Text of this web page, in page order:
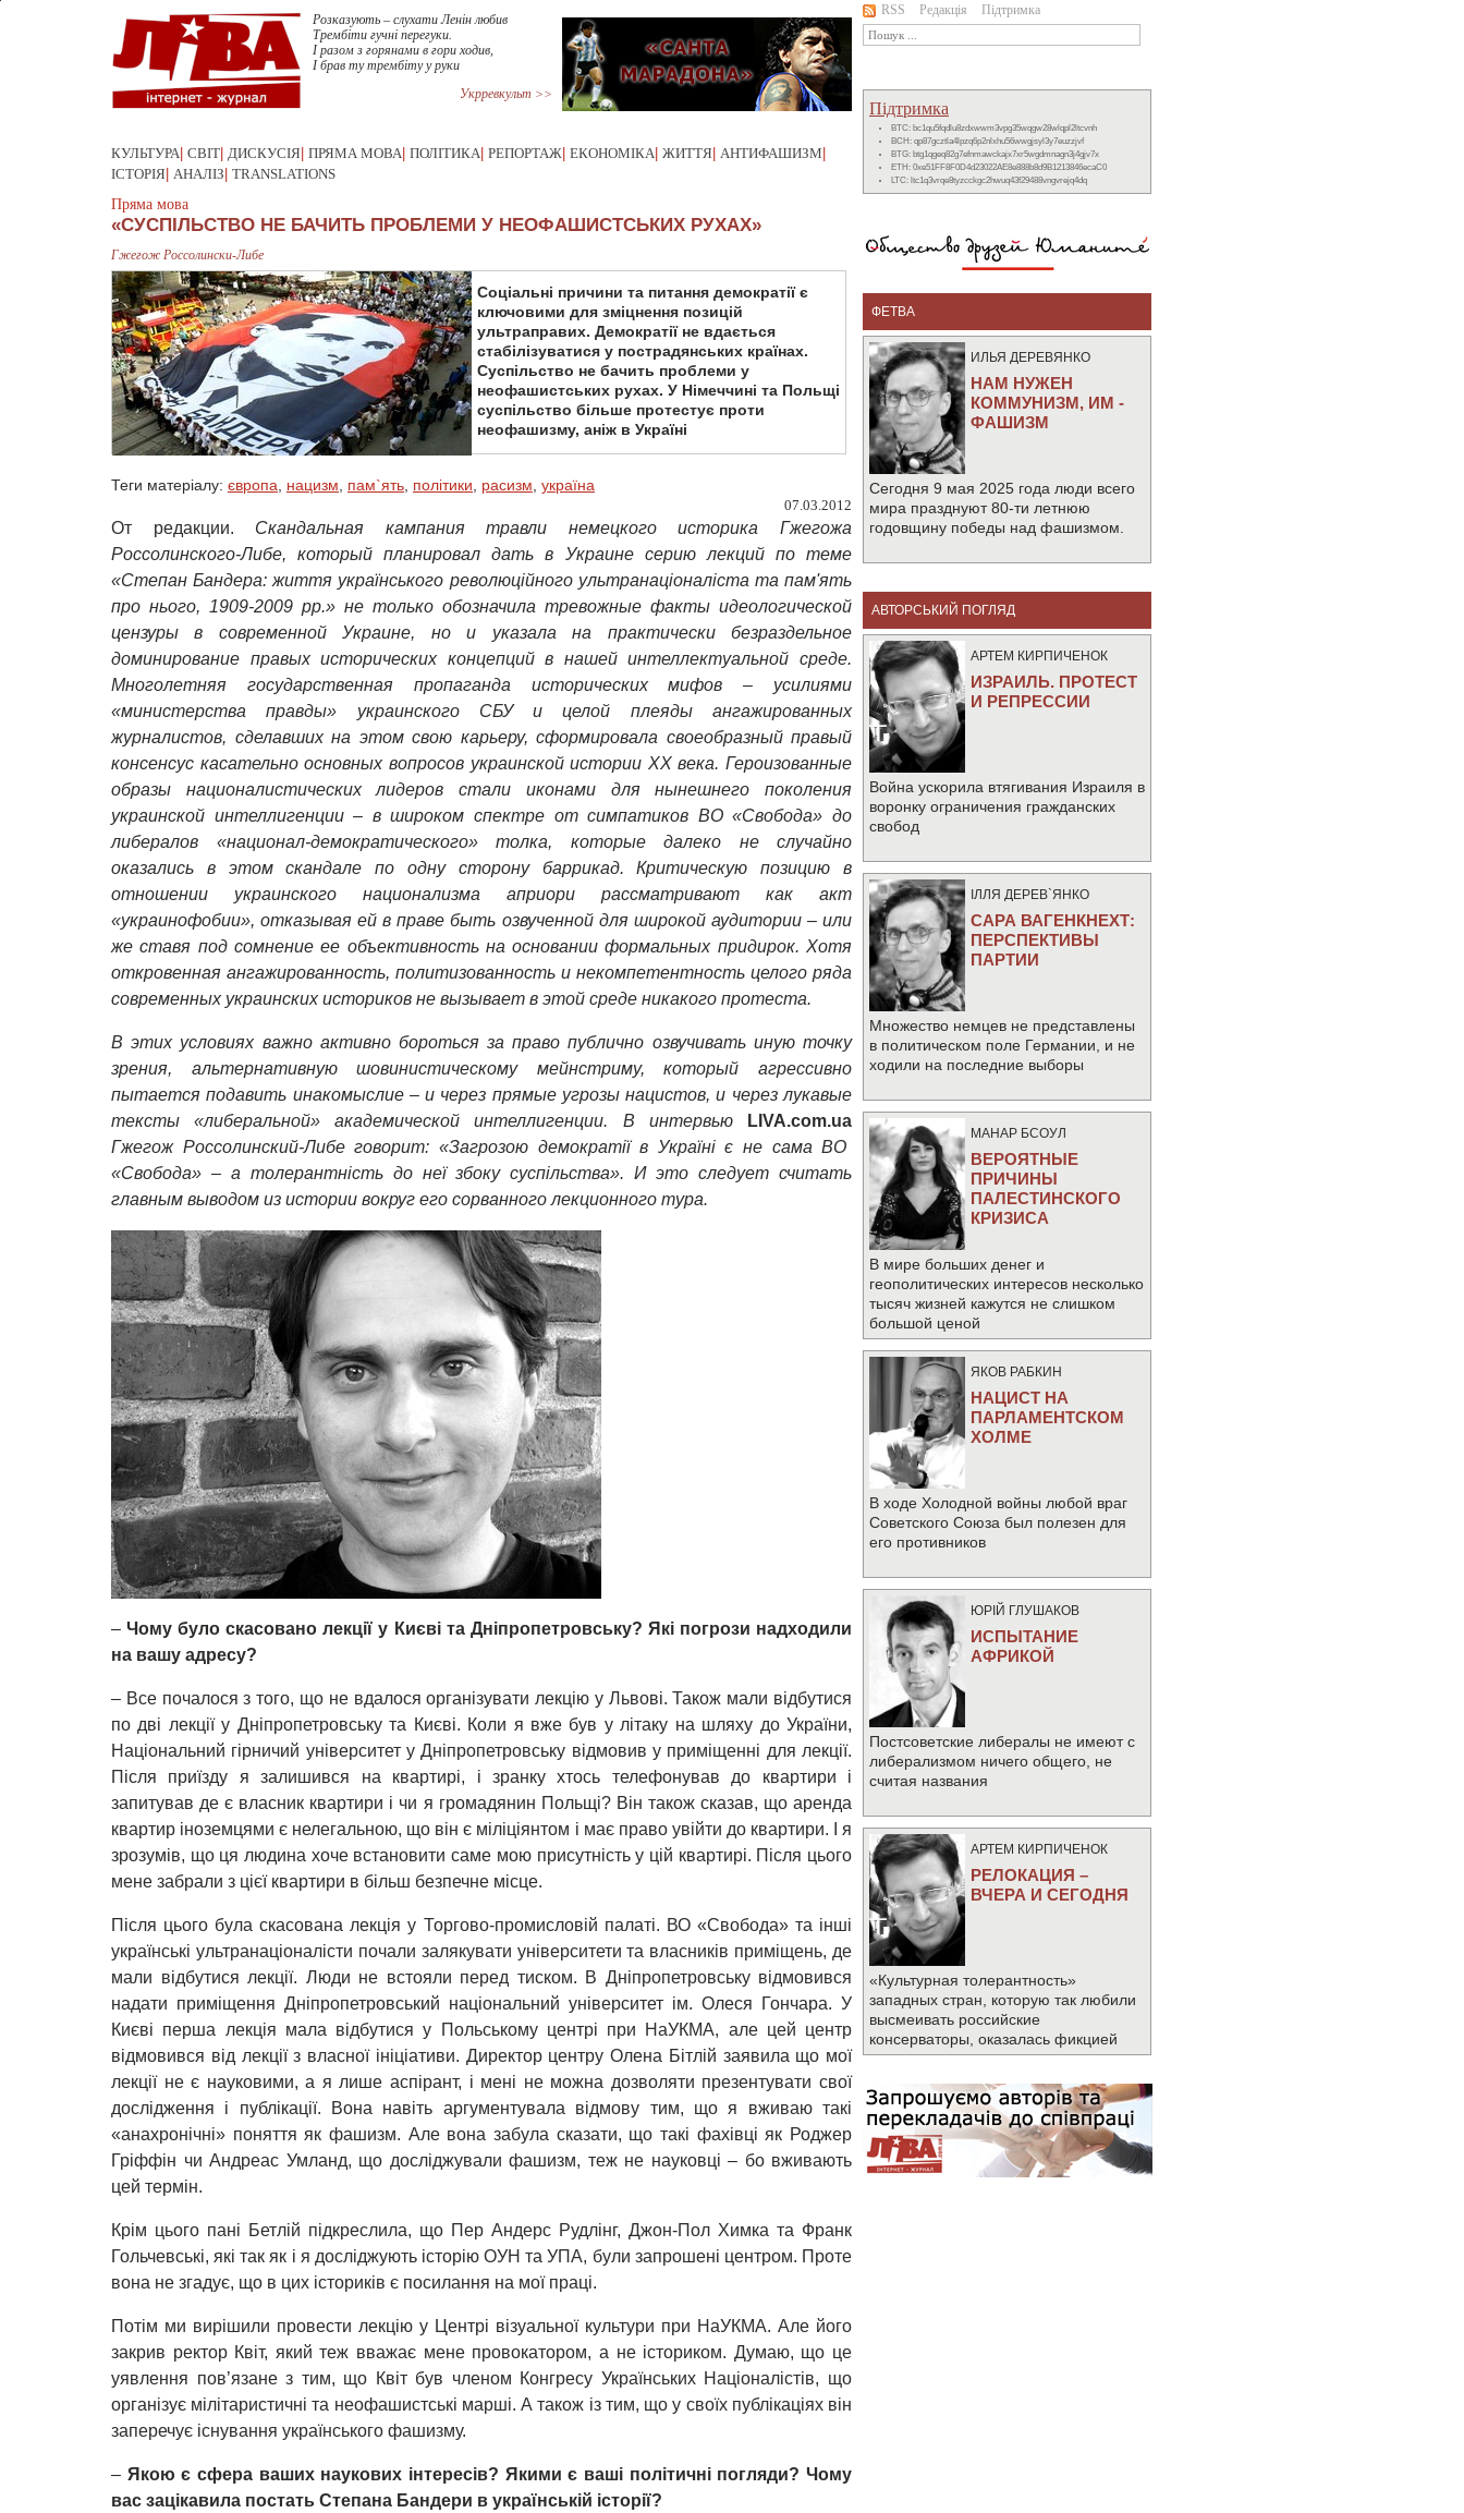
Розказують – слухати Ленін любив
Трембіти гучні перегуки.
І разом з горянами в гори ходив,
І брав ту трембіту у руки
Укрревкульт >>
КУЛЬТУРА СВІТ ДИСКУСІЯ ПРЯМА МОВА ПОЛІТИКА РЕПОРТАЖ ЕКОНОМІКА ЖИТТЯ АНТИФАШИЗМ
ІСТОРІЯ АНАЛІЗ TRANSLATIONS
Пряма мова
«СУСПІЛЬСТВО НЕ БАЧИТЬ ПРОБЛЕМИ У НЕОФАШИСТСЬКИХ РУХАХ»
Гжегож Россолински-Либе
Соціальні причини та питання демократії є
ключовими для зміцнення позицій
ультраправих. Демократії не вдається
стабілізуватися у пострадянських країнах.
Суспільство не бачить проблеми у
неофашистських рухах. У Німеччині та Польщі
суспільство більше протестує проти
неофашизму, аніж в Україні
Теги матеріалу: європа нацизм пам`ять політики расизм україна
07.03.2012
От редакции. Скандальная кампания травли немецкого историка Гжегожа
Россолинского-Либе, который планировал дать в Украине серию лекций по теме
«Степан Бандера: життя українського революційного ультранаціоналіста та пам'ять
про нього, 1909-2009 рр.» не только обозначила тревожные факты идеологической
цензуры в современной Украине, но и указала на практически безраздельное
доминирование правых исторических концепций в нашей интеллектуальной среде.
Многолетняя государственная пропаганда исторических мифов – усилиями
«министерства правды» украинского СБУ и целой плеяды ангажированных
журналистов, сделавших на этом свою карьеру, сформировала своеобразный правый
консенсус касательно основных вопросов украинской истории ХХ века. Героизованные
образы националистических лидеров стали иконами для нынешнего поколения
украинской интеллигенции – в широком спектре от симпатиков ВО «Свобода» до
либералов «национал-демократического» толка, которые далеко не случайно
оказались в этом скандале по одну сторону баррикад. Критическую позицию в
отношении украинского национализма априори рассматривают как акт
«украинофобии», отказывая ей в праве быть озвученной для широкой аудитории – или
же ставя под сомнение ее объективность на основании формальных придирок. Хотя
откровенная ангажированность, политизованность и некомпетентность целого ряда
современных украинских историков не вызывает в этой среде никакого протеста.
В этих условиях важно активно бороться за право публично озвучиватьиную точку
зрения, альтернативную шовинистическому мейнстриму, который агрессивно
пытаетсяподавить инакомыслие – и через прямые угрозы нацистов, и через лукавые
тексты «либеральной» академической интеллигенции. В интервью LIVA.com.ua
Гжегож Россолинский-Либе говорит: «Загрозою демократії в Україні є не сама ВО
«Свобода» – а толерантність до неї збоку суспільства». Иэто следует считать
главным выводом из истории вокруг его сорванного лекционного тура.
–Чому було скасовано лекції у Києві та Дніпропетровську? Які погрози надходили
на вашу адресу?
– Все почалося з того, що не вдалося організувати лекцію у Львові. Також мали відбутися
по дві лекції у Дніпропетровську та Києві. Коли я вже був у літаку на шляху до України,
Національний гірничий університет у Дніпропетровську відмовив у приміщенні для лекції.
Після приїзду я залишився на квартирі, і зранку хтось телефонував до квартири і
запитував де є власник квартири і чи я громадянин Польщі? Він також сказав, що аренда
квартир іноземцями є нелегальною, що він є міліціянтом і має право увійти до квартири. І я
зрозумів, що ця людина хоче встановити саме мою присутність у цій квартирі. Після цього
мене забрали з цієї квартири в більш безпечне місце.
Після цього була скасована лекція у Торгово-промисловій палаті. ВО «Свобода» та інші
українські ультранаціоналісти почали залякувати університети та власників приміщень, де
мали відбутися лекції. Люди не встояли перед тиском. В Дніпропетровську відмовився
надати приміщення Дніпропетровський національний університет ім. Олеся Гончара. У
Києві перша лекція мала відбутися у Польському центрі при НаУКМА, але цей центр
відмовився від лекції з власної ініціативи. Директор центру Олена Бітлій заявила що мої
лекції не є науковими, а я лише аспірант, і мені не можна дозволяти презентувати свої
дослідження і публікації. Вона навіть аргументувала відмову тим, що я вживаю такі
«анахронічні» поняття як фашизм. Але вона забула сказати, що такі фахівці як Роджер
Гріффін чи Андреас Умланд, що досліджували фашизм, теж не науковці – бо вживають
цей термін.
Крім цього пані Бетлій підкреслила, що Пер Андерс Рудлінг, Джон-Пол Химка та Франк
Гольчевські, які так як і я досліджують історію ОУН та УПА, були запрошені центром. Проте
вона не згадує, що в цих істориків є посилання на мої праці.
Потім ми вирішили провести лекцію у Центрі візуальної культури при НаУКМА. Але його
закрив ректор Квіт, який теж вважає мене провокатором, а не істориком. Думаю, що це
уявлення пов’язане з тим, що Квіт був членом Конгресу Українських Націоналістів, що
організує мілітаристичні та неофашистські марші. А також із тим, що у своїх публікаціях він
заперечує існування українського фашизму.
– Якою є сфера ваших наукових інтересів? Якими є ваші політичні погляди? Чому
вас зацікавила постать Степана Бандери в українській історії?
RSS Редакція Підтримка
Підтримка
BTC: bc1qu5fqdlu8zdxwwm3vpg35wqgw28wlqpl2ltcvnh
BCH: qp87gcztla4lpzq6p2nlxhu56wwgjsyl3y7euzzjvf
BTG: btg1qgeq82g7efnmawckajx7xr5wgdmnagn3j4gjv7x
ETH: 0xe51FF8F0D4d23022AE8e888b8d9B1213846ecaC0
LTC: ltc1q3vrqe8tyzcckgc2hwuq43f29488vngvrejq4dq
ФЕТВА
ИЛЬЯ ДЕРЕВЯНКО
НАМ НУЖЕН
КОММУНИЗМ, ИМ -
ФАШИЗМ
Сегодня 9 мая 2025 года люди всего
мира празднуют 80-ти летнюю
годовщину победы над фашизмом.
АВТОРСЬКИЙ ПОГЛЯД
АРТЕМ КИРПИЧЕНОК
ИЗРАИЛЬ. ПРОТЕСТ
И РЕПРЕССИИ
Война ускорила втягивания Израиля в
воронку ограничения гражданских
свобод
IЛЛЯ ДЕРЕВ`ЯНКО
САРА ВАГЕНКНЕХТ:
ПЕРСПЕКТИВЫ
ПАРТИИ
Множество немцев не представлены
в политическом поле Германии, и не
ходили на последние выборы
МАНАР БСОУЛ
ВЕРОЯТНЫЕ
ПРИЧИНЫ
ПАЛЕСТИНСКОГО
КРИЗИСА
В мире больших денег и
геополитических интересов несколько
тысяч жизней кажутся не слишком
большой ценой
ЯКОВ РАБКИН
НАЦИСТ НА
ПАРЛАМЕНТСКОМ
ХОЛМЕ
В ходе Холодной войны любой враг
Советского Союза был полезен для
его противников
ЮРIЙ ГЛУШАКОВ
ИСПЫТАНИЕ
АФРИКОЙ
Постсоветские либералы не имеют с
либерализмом ничего общего, не
считая названия
АРТЕМ КИРПИЧЕНОК
РЕЛОКАЦИЯ –
ВЧЕРА И СЕГОДНЯ
«Культурная толерантность»
западных стран, которую так любили
высмеивать российские
консерваторы, оказалась фикцией